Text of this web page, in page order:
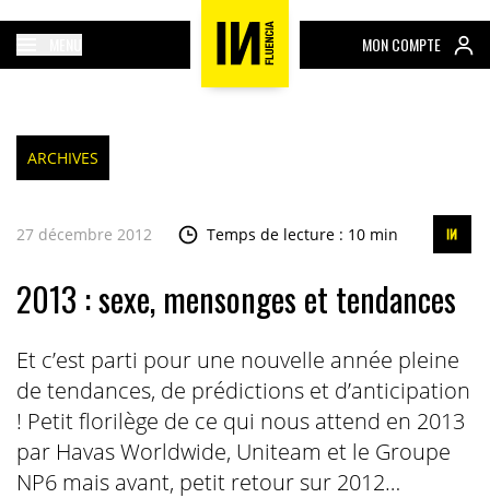
MON COMPTE
ARCHIVES
27 décembre 2012 Temps de lecture : 10 min
2013 : sexe, mensonges et tendances
Et c’est parti pour une nouvelle année pleine
de tendances, de prédictions et d’anticipation
! Petit florilège de ce qui nous attend en 2013
par Havas Worldwide, Uniteam et le Groupe
NP6 mais avant, petit retour sur 2012…